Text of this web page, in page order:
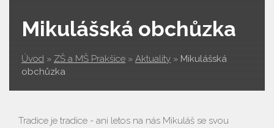
Mikulášská obchůzka
Úvod » ZŠ a MŠ Prakšice » Aktuality » Mikulášská
obchůzka
Tradice je tradice - ani letos na nás Mikuláš se svou